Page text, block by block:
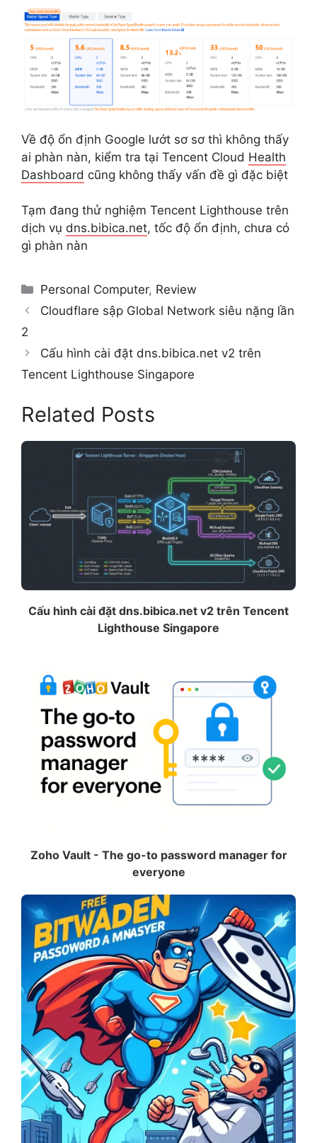
Về độ ổn định Google lướt sơ sơ thì không thấy
ai phàn nàn, kiểm tra tại Tencent Cloud Health
Dashboard cũng không thấy vấn đề gì đặc biệt
Tạm đang thử nghiệm Tencent Lighthouse trên
dịch vụ dns.bibica.net, tốc độ ổn định, chưa có
gì phàn nàn
Categories
Personal Computer, Review
Cloudflare sập Global Network siêu nặng lần
2
Cấu hình cài đặt dns.bibica.net v2 trên
Tencent Lighthouse Singapore
Related Posts
Cấu hình cài đặt dns.bibica.net v2 trên Tencent
Lighthouse Singapore
Zoho Vault - The go-to password manager for
everyone